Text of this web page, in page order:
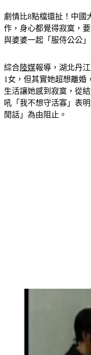
作，身心都覺得寂寞，
與婆婆一起「服侍公公
1女，但其實她超想離婚
生活讓她感到寂寞，從
吼「我不想守活寡」表
閒話」為由阻止。